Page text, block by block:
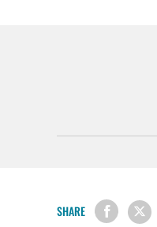
SHARE